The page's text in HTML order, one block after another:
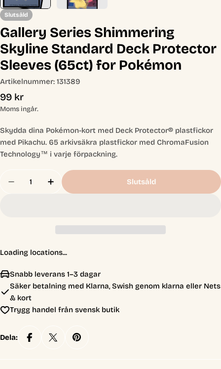
Slutsåld
Gallery Series Shimmering
Skyline Standard Deck Protector
Sleeves (65ct) for Pokémon
Artikelnummer: 131389
Ordinarie
pris
99 kr
Moms ingår.
Skydda dina Pokémon-kort med Deck Protector® plastfickor
med Pikachu. 65 arkivsäkra plastfickor med ChromaFusion
Technology™ i varje förpackning.
Minska Antal För Gallery Series Shimmering
Öka Antal För Gallery Series
Slutsåld
Loading locations...
Snabb leverans 1–3 dagar
Säker betalning med Klarna, Swish genom klarna eller Nets
& kort
Trygg handel från svensk butik
Dela: